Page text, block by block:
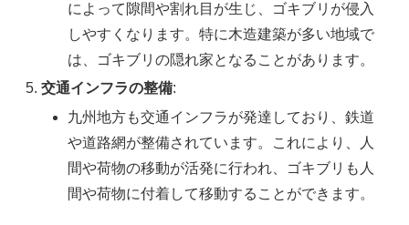
によって隙間や割れ目が生じ、ゴキブリが侵入
しやすくなります。特に木造建築が多い地域で
は、ゴキブリの隠れ家となることがあります。
交通インフラの整備:
九州地方も交通インフラが発達しており、鉄道
や道路網が整備されています。これにより、人
間や荷物の移動が活発に行われ、ゴキブリも人
間や荷物に付着して移動することができます。